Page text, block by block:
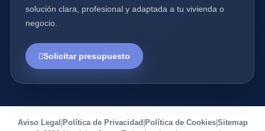
solución clara, profesional y adaptada a tu vivienda o
negocio.
Solicitar presupuesto
Aviso Legal Política de Privacidad Política de Cookies| Sitemap